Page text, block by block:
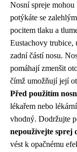
Nosní spreje
potýkáte se
pocitem tlaku a
Eustachovy trubice,
zadní částí nosu.
pomáhají zmenšit
čímž umožňují její
Před použitím
lékařem nebo
vhodný. Dodržujte
nepoužívejte sprej
vést k opačnému